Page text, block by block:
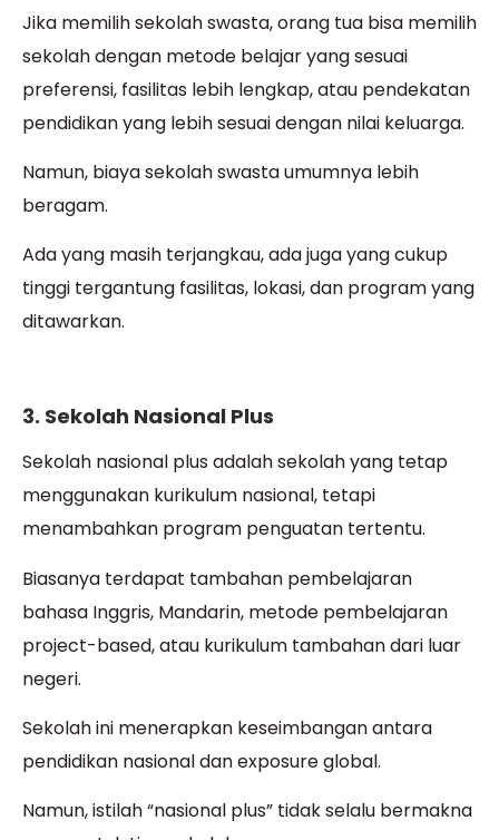
Jika memilih sekolah swasta, orang tua bisa memilih
sekolah dengan metode belajar yang sesuai
preferensi, fasilitas lebih lengkap, atau pendekatan
pendidikan yang lebih sesuai dengan nilai keluarga.
Namun, biaya sekolah swasta umumnya lebih
beragam.
Ada yang masih terjangkau, ada juga yang cukup
tinggi tergantung fasilitas, lokasi, dan program yang
ditawarkan.
3. Sekolah Nasional Plus
Sekolah nasional plus adalah sekolah yang tetap
menggunakan kurikulum nasional, tetapi
menambahkan program penguatan tertentu.
Biasanya terdapat tambahan pembelajaran
bahasa Inggris, Mandarin, metode pembelajaran
project-based, atau kurikulum tambahan dari luar
negeri.
Sekolah ini menerapkan keseimbangan antara
pendidikan nasional dan exposure global.
Namun, istilah “nasional plus” tidak selalu bermakna